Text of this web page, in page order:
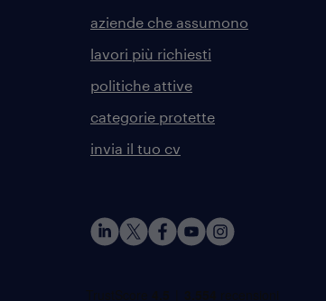
aziende che assumono
lavori più richiesti
politiche attive
categorie protette
invia il tuo cv